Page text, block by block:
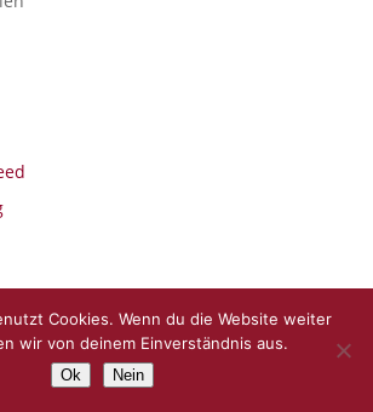
& Design: Purplemedia.de
Cookies. Wenn du die Website weiter
wir von deinem Einverständnis aus.
Ok Nein